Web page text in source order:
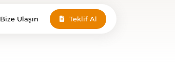
Bize Ulaşın Teklif Al